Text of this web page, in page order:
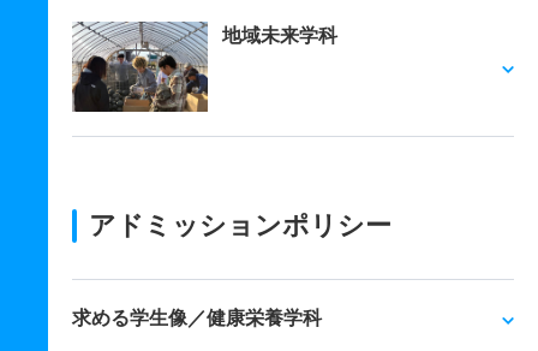
地域未来学科
アドミッションポリシー
求める学生像／健康栄養学科